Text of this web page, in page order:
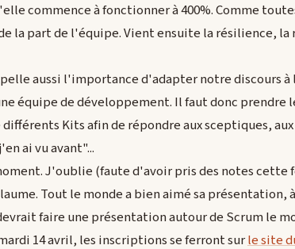
commence à fonctionner à 400%. Comme
la part de l'équipe. Vient ensuite la résilience,
aussi l'importance d'adapter notre discours à
équipe de développement. Il faut donc prendre
Kits afin de répondre aux sceptiques,
ai vu avant"...
J'oublie (faute d'avoir pris des notes cette
Tout le monde a bien aimé sa présentation,
faire une présentation autour de Scrum le
14 avril, les inscriptions se ferront surle site